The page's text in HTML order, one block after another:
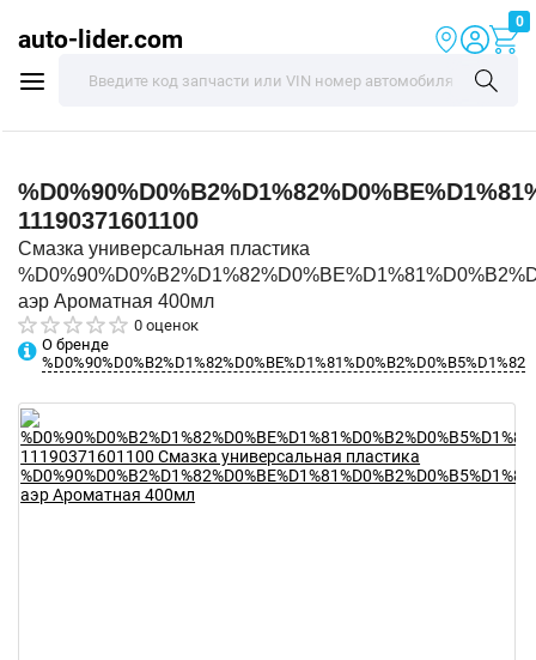
auto-lider.com
0
11190371601100
Смазка универсальная пластика
аэр Ароматная 400мл
0 оценок
О бренде
%D0%90%D0%B2%D1%82%D0%BE%D1%81%D0%B2%D0%B5%D1%82